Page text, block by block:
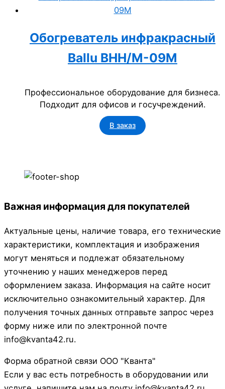
Обогреватель инфракрасный
Ballu BHH/M-09M
Профессиональное оборудование для бизнеса.
Подходит для офисов и госучреждений.
В заказ
Важная информация для покупателей
Актуальные цены, наличие товара, его технические
характеристики, комплектация и изображения
могут меняться и подлежат обязательному
уточнению у наших менеджеров перед
оформлением заказа. Информация на сайте носит
исключительно ознакомительный характер. Для
получения точных данных отправьте запрос через
форму ниже или по электронной почте
info@kvanta42.ru.
Форма обратной связи ООО "Кванта"
Если у вас есть потребность в оборудовании или